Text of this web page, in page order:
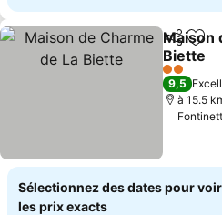
Partager
Maison
Biette
2 Étoiles
9,5
à 15.5
Sélectionnez des dates pour voir
les prix exacts